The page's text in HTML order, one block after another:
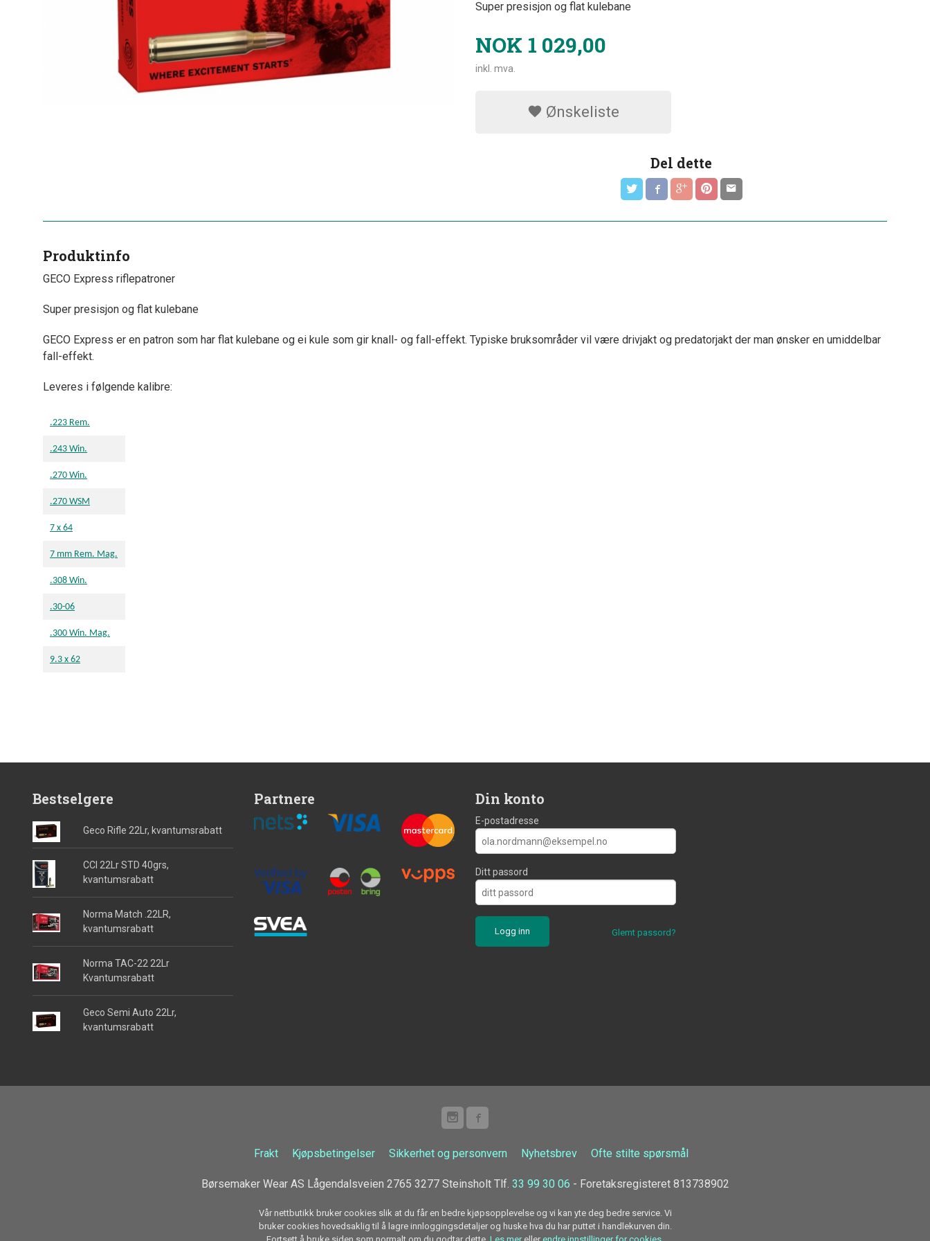
Super presisjon og flat kulebane
NOK 1 029,00
inkl. mva.
Ønskeliste
Del dette
Produktinfo
GECO Express riflepatroner
Super presisjon og flat kulebane
GECO Express er en patron som har flat kulebane og ei kule som gir knall- og fall-effekt. Typiske bruksområder vil være drivjakt og predatorjakt der man ønsker en umiddelbar
fall-effekt.
Leveres i følgende kalibre:
.223 Rem.
.243 Win.
.270 Win.
.270 WSM
7 x 64
7 mm Rem. Mag.
.308 Win.
.30-06
.300 Win. Mag.
9.3 x 62
Bestselgere
Geco Rifle 22Lr, kvantumsrabatt
CCI 22Lr STD 40grs,
kvantumsrabatt
Norma Match .22LR,
kvantumsrabatt
Norma TAC-22 22Lr
Kvantumsrabatt
Geco Semi Auto 22Lr,
kvantumsrabatt
Partnere Din konto
E-postadresse
Ditt passord
Glemt passord?
Frakt Kjøpsbetingelser Sikkerhet og personvern Nyhetsbrev Ofte stilte spørsmål
Børsemaker Wear AS Lågendalsveien 2765 3277 Steinsholt Tlf. 33 99 30 06 - Foretaksregisteret 813738902
Vår nettbutikk bruker cookies slik at du får en bedre kjøpsopplevelse og vi kan yte deg bedre service. Vi
bruker cookies hovedsaklig til å lagre innloggingsdetaljer og huske hva du har puttet i handlekurven din.